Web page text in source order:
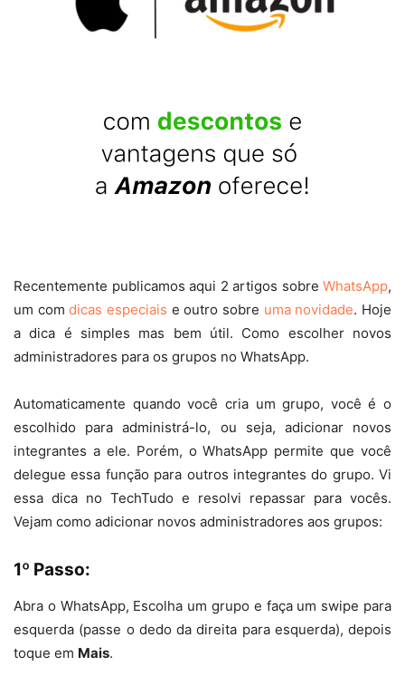
Recentemente publicamos aqui 2 artigos sobre WhatsApp,
um comdicas especiais e outro sobre uma novidade. Hoje
a dica é simples mas bem útil. Como escolher novos
administradores para os grupos no WhatsApp.
Automaticamente quando você cria um grupo, você é o
escolhido para administrá-lo, ou seja, adicionar novos
integrantes a ele. Porém, o WhatsApp permite que você
delegue essa função para outros integrantes do grupo. Vi
essa dica no TechTudo e resolvi repassar para vocês.
Vejam como adicionar novos administradores aos grupos:
1º Passo:
Abra o WhatsApp, Escolha um grupo e faça um swipe para
esquerda (passe o dedo da direita para esquerda), depois
toque em Mais.